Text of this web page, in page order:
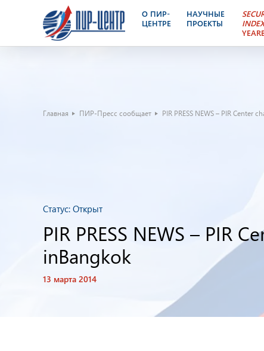
О ПИР-
ЦЕНТРЕ
НАУЧНЫЕ
ПРОЕКТЫ
Главная ПИР-Пресс сообщает PIR PRESS NEWS – PIR
Статус: Открыт
PIR PRESS NEWS – PIR
inBangkok
13 марта 2014